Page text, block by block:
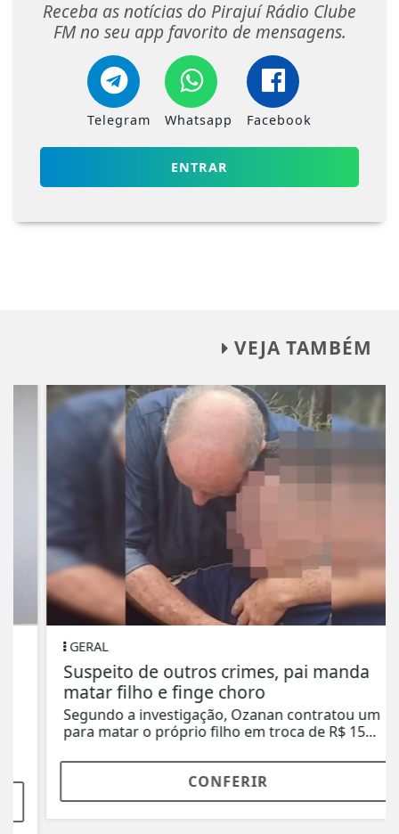
Receba as notícias do Pirajuí Rádio Clube
FM no seu app favorito de mensagens.
Telegram Whatsapp Facebook
ENTRAR
VEJA TAMBÉM
GERAL
Suspeito de outros crimes, pai manda
matar filho e finge choro
Segundo a investigação, Ozanan contratou um
para matar o próprio filho em troca de R$ 15...
CONFERIR